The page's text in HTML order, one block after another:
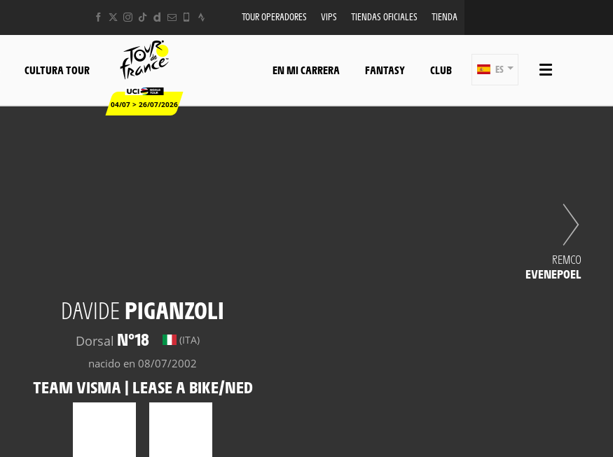
TOUR OPERADORES VIPS TIENDAS OFICIALES TIENDA
CULTURA TOUR
04/07 > 26/07/2026
EN MI CARRERA FANTASY CLUB ES
DAVIDE PIGANZOLI
Dorsal N°18 (ITA)
nacido en 08/07/2002
TEAM VISMA | LEASE A BIKE/NED
REMCO
EVENEPOEL